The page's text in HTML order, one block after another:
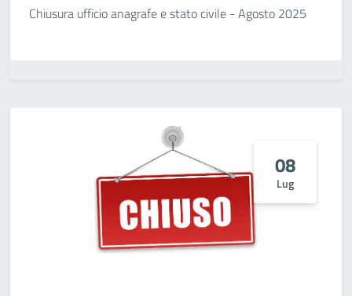
Chiusura ufficio anagrafe e stato civile - Agosto 2025
08
Lug